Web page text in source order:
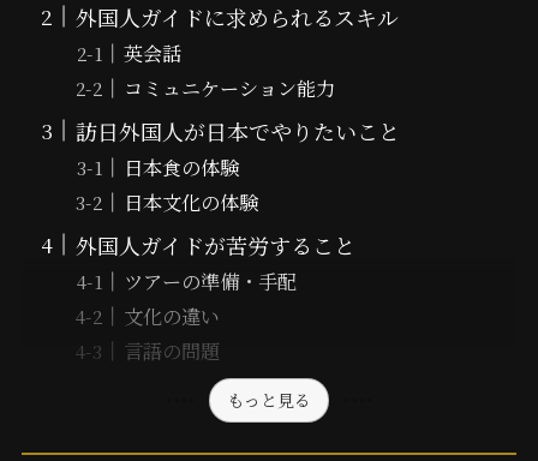
外国人ガイドに求められるスキル
英会話
コミュニケーション能力
訪日外国人が日本でやりたいこと
日本食の体験
日本文化の体験
外国人ガイドが苦労すること
ツアーの準備・手配
文化の違い
言語の問題
もっと見る